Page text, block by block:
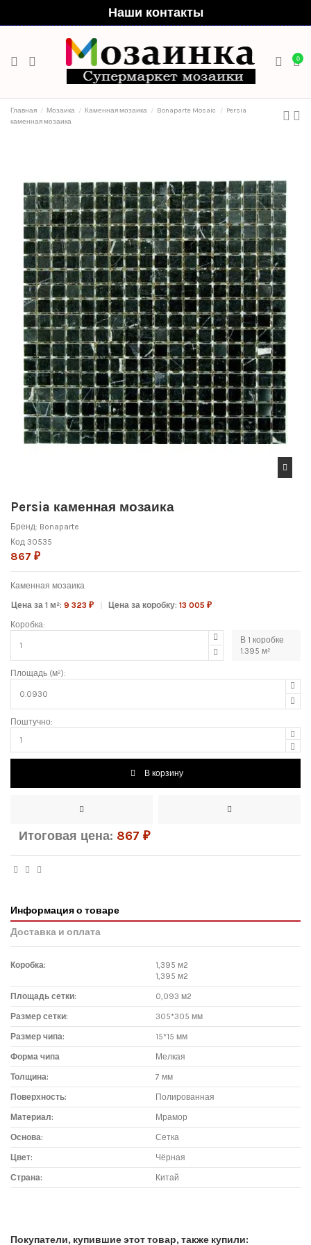
Наши контакты
0
Главная Мозаика Каменная мозаика Bonaparte Mosaic
Persia
каменная мозаика
Persia каменная мозаика
Бренд: Bonaparte
Код 30535
867 ₽
Каменная мозаика
Цена за 1 м²:9 323 ₽ Цена за коробку:13 005 ₽
Коробка:
В 1 коробке
1.395 м²
Площадь (м²):
Поштучно:
В корзину
Итоговая цена: 867 ₽
Информация о товаре
Доставка и оплата
Коробка:
1,395 м2
1,395 м2
Площадь сетки: 0,093 м2
Размер сетки: 305*305 мм
Размер чипа: 15*15 мм
Форма чипа Мелкая
Толщина: 7 мм
Поверхность: Полированная
Материал: Мрамор
Основа: Сетка
Цвет: Чёрная
Страна: Китай
1. Самовывоз из магазина:
Покупатели, купившие этот товар, также купили: